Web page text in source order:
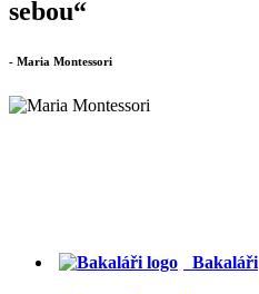
sebou“
- Maria Montessori
Bakaláři